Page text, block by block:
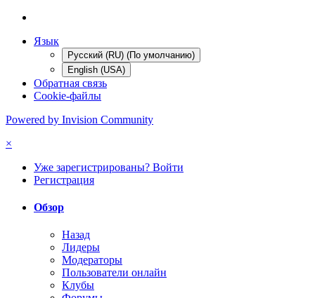
Язык
Русский (RU) (По умолчанию)
English (USA)
Обратная связь
Cookie-файлы
Powered by Invision Community
×
Уже зарегистрированы? Войти
Регистрация
Обзор
Назад
Лидеры
Модераторы
Пользователи онлайн
Клубы